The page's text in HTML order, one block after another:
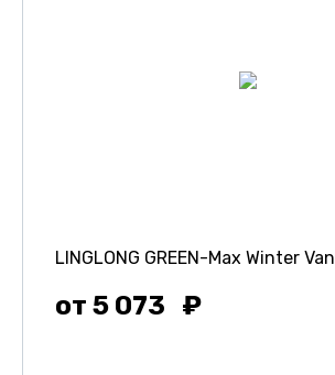
LINGLONG GREEN-Max Winter Van
от 5 073